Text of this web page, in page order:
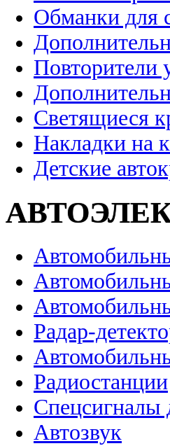
Обманки для
Повторители
Светящиеся
Накладки на
Детские
Радар-
Радиостанции
Спецсигналы
Автозвук